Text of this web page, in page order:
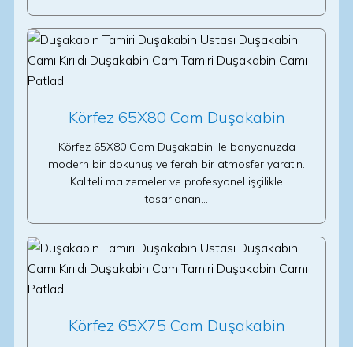
Körfez 65X80 Cam Duşakabin
Körfez 65X80 Cam Duşakabin ile banyonuzda
modern bir dokunuş ve ferah bir atmosfer yaratın.
Kaliteli malzemeler ve profesyonel işçilikle
tasarlanan…
Körfez 65X75 Cam Duşakabin